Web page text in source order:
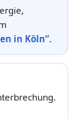
in Köln“.